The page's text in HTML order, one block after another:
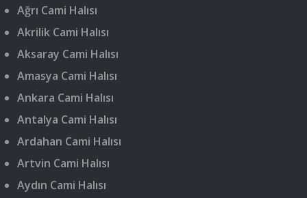
Ağrı Cami Halısı
Akrilik Cami Halısı
Aksaray Cami Halısı
Amasya Cami Halısı
Ankara Cami Halısı
Antalya Cami Halısı
Ardahan Cami Halısı
Artvin Cami Halısı
Aydın Cami Halısı